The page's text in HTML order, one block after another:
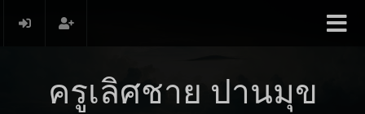
ครูเลิศชาย ปานมุข